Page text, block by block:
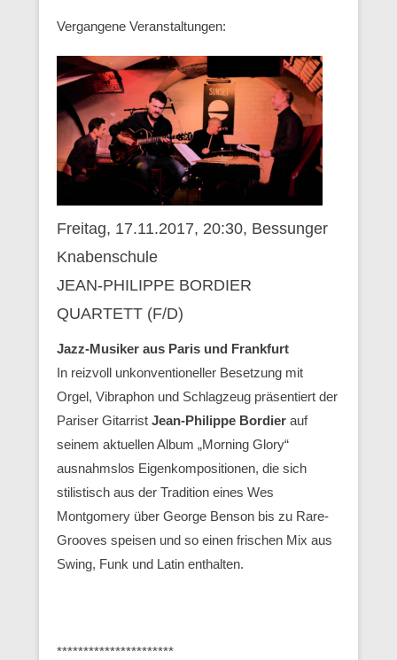
Vergangene Veranstaltungen:
Freitag, 17.11.2017, 20:30, Bessunger
Knabenschule
JEAN-PHILIPPE BORDIER
QUARTETT (F/D)
Jazz-Musiker aus Paris und Frankfurt
In reizvoll unkonventioneller Besetzung mit
Orgel, Vibraphon und Schlagzeug präsentiert der
Pariser Gitarrist Jean-Philippe Bordier auf
seinem aktuellen Album „Morning Glory“
ausnahmslos Eigenkompositionen, die sich
stilistisch aus der Tradition eines Wes
Montgomery über George Benson bis zu Rare-
Grooves speisen und so einen frischen Mix aus
Swing, Funk und Latin enthalten.
**********************